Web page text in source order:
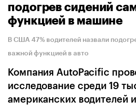
подогрев сидений
функцией в машине
В США 47% водителей назвали
важной функцией в авто
Компания AutoPacific
исследование среди 19
американских водителей